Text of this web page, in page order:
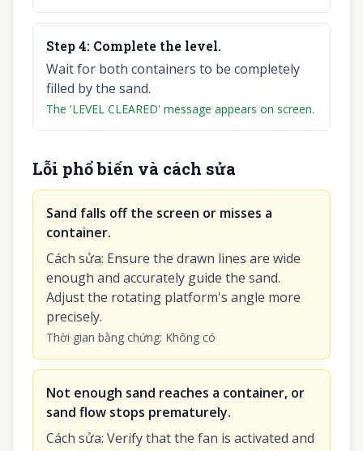
Step4: Complete the level.
Wait for both containers to be completely
filled by the sand.
The 'LEVEL CLEARED' message appears on screen.
Lỗi phổ biến và cách sửa
Sand falls off the screen or misses a
container.
Cách sửa: Ensure the drawn lines are wide
enough and accurately guide the sand.
Adjust the rotating platform's angle more
precisely.
Thời gian bằng chứng: Không có
Not enough sand reaches a container, or
sand flow stops prematurely.
Cách sửa: Verify that the fan is activated and